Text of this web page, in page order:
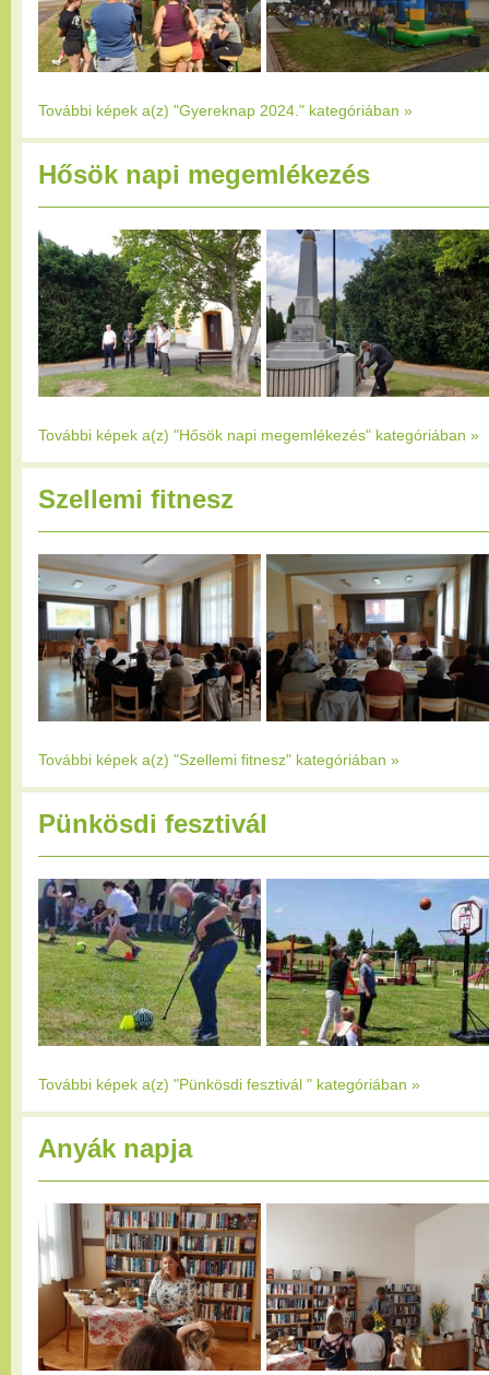
További képek a(z) "Gyereknap 2024." kategóriában »
Hősök napi megemlékezés
További képek a(z) "Hősök napi megemlékezés" kategóriában »
Szellemi fitnesz
További képek a(z) "Szellemi fitnesz" kategóriában »
Pünkösdi fesztivál
További képek a(z) "Pünkösdi fesztivál " kategóriában »
Anyák napja